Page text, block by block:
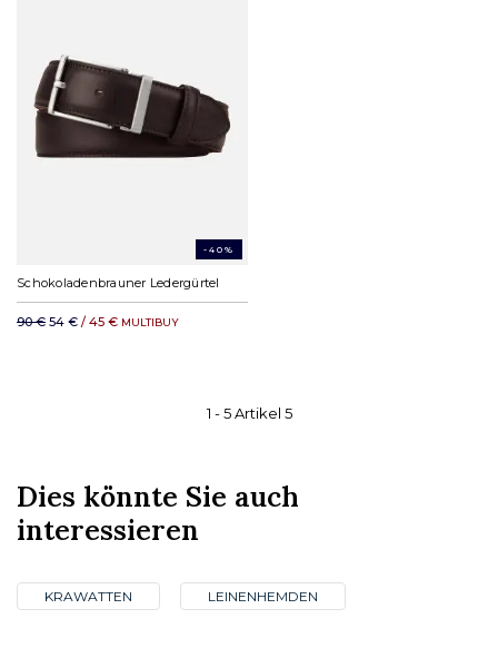
-40%
Schokoladenbrauner Ledergürtel
90 € 54 € / 45 € MULTIBUY
1 -5Artikel 5
Dies könnte Sie auch
interessieren
KRAWATTEN LEINENHEMDEN